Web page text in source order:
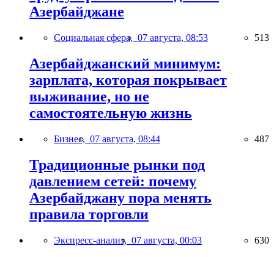
Азербайджане
Социальная сфера, 07 августа, 08:53 513
Азербайджанский минимум:
зарплата, которая покрывает
выживание, но не
самостоятельную жизнь
Бизнес, 07 августа, 08:44 487
Традиционные рынки под
давлением сетей: почему
Азербайджану пора менять
правила торговли
Экспресс-анализ, 07 августа, 00:03 630